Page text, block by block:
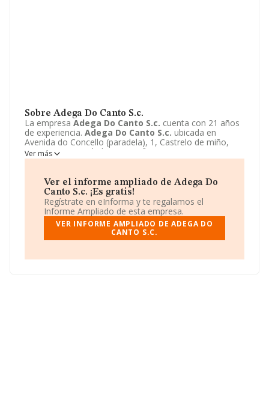
Sobre Adega Do Canto S.c.
La empresa Adega Do Canto S.c. cuenta con 21 años
de experiencia. Adega Do Canto S.c. ubicada en
Avenida do Concello (paradela), 1, Castrelo de miño,
Orense. Su actividad CNAE se fine como 1102 -
Elaboración de vinos. El modelo de sociedad deAdega
Ver más
Ver el informe ampliado de Adega Do
Canto S.c. ¡Es gratis!
Regístrate en eInforma y te regalamos el
Informe Ampliado de esta empresa.
VER INFORME AMPLIADO DE ADEGA DO
CANTO S.C.